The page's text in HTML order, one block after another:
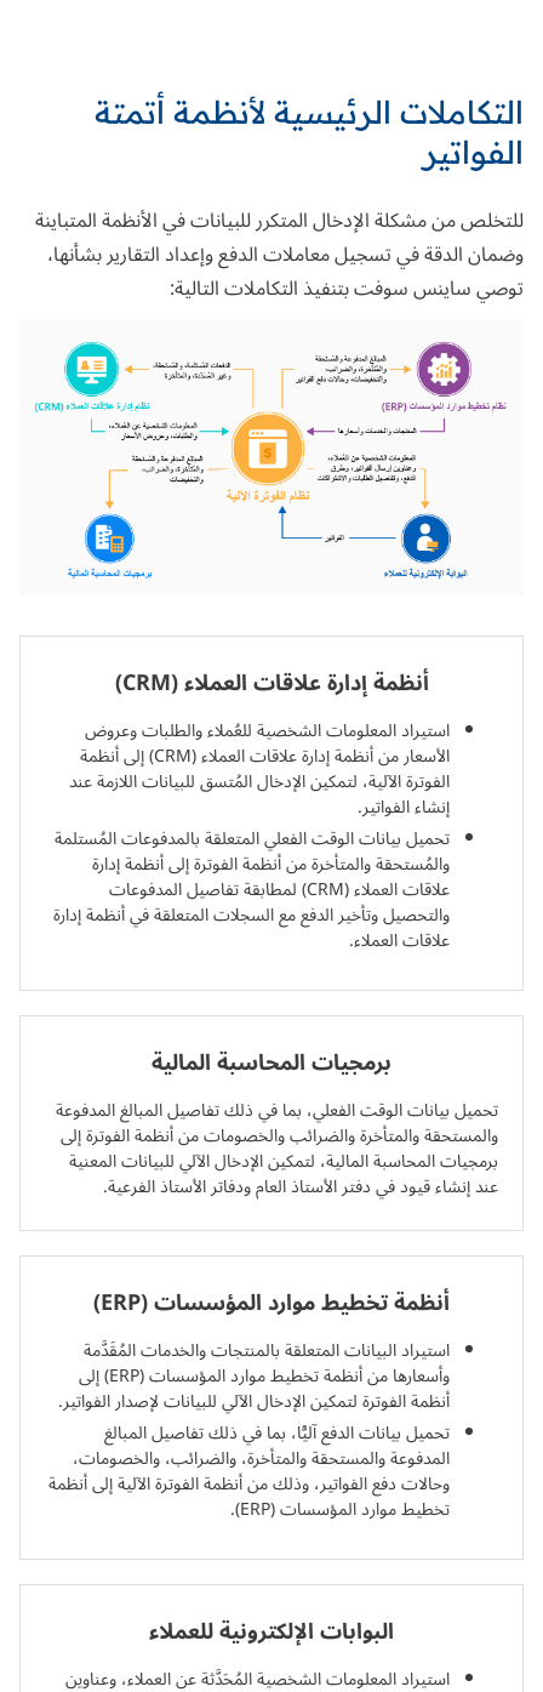
التكاملات الرئيسية لأنظمة أتمتة
الفواتير
للتخلص من مشكلة الإدخال المتكرر للبيانات في الأنظمة المتباينة
وضمان الدقة في تسجيل معاملات الدفع وإعداد التقارير بشأنها،
توصي ساينس سوفت بتنفيذ التكاملات التالية:
أنظمة إدارة علاقات العملاء (CRM)
استيراد المعلومات الشخصية للعُملاء والطلبات وعروض
الأسعار من أنظمة إدارة علاقات العملاء (CRM) إلى أنظمة
الفوترة الآلية، لتمكين الإدخال المُتسق للبيانات اللازمة عند
إنشاء الفواتير.
تحميل بيانات الوقت الفعلي المتعلقة بالمدفوعات المُستلمة
والمُستحقة والمتأخرة من أنظمة الفوترة إلى أنظمة إدارة
علاقات العملاء (CRM) لمطابقة تفاصيل المدفوعات
والتحصيل وتأخير الدفع مع السجلات المتعلقة في أنظمة إدارة
علاقات العملاء.
برمجيات المحاسبة المالية
تحميل بيانات الوقت الفعلي، بما في ذلك تفاصيل المبالغ المدفوعة
والمستحقة والمتأخرة والضرائب والخصومات من أنظمة الفوترة إلى
برمجيات المحاسبة المالية، لتمكين الإدخال الآلي للبيانات المعنية
عند إنشاء قيود في دفتر الأستاذ العام ودفاتر الأستاذ الفرعية.
أنظمة تخطيط موارد المؤسسات (ERP)
استيراد البيانات المتعلقة بالمنتجات والخدمات المُقَدَّمة
وأسعارها من أنظمة تخطيط موارد المؤسسات (ERP) إلى
أنظمة الفوترة لتمكين الإدخال الآلي للبيانات لإصدار الفواتير.
تحميل بيانات الدفع آليًّا، بما في ذلك تفاصيل المبالغ
المدفوعة والمستحقة والمتأخرة، والضرائب، والخصومات،
وحالات دفع الفواتير، وذلك من أنظمة الفوترة الآلية إلى أنظمة
تخطيط موارد المؤسسات (ERP).
البوابات الإلكترونية للعملاء
استيراد المعلومات الشخصية المُحَدَّثة عن العملاء، وعناوين